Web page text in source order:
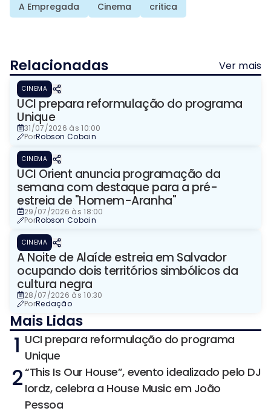
A Empregada Cinema critica
Relacionadas Ver mais
CINEMA
UCI prepara reformulação do programa
Unique
31/07/2026 às 10:00
PorRobson Cobain
CINEMA
UCI Orient anuncia programação da
semana com destaque para a pré-
estreia de "Homem-Aranha"
29/07/2026 às 18:00
PorRobson Cobain
CINEMA
A Noite de Alaíde estreia em Salvador
ocupando dois territórios simbólicos da
cultura negra
28/07/2026 às 10:30
PorRedação
Mais Lidas
1 UCI prepara reformulação do programa
Unique
2“This Is Our House”, evento idealizado pelo DJ
Iordz, celebra a House Music em João
Pessoa